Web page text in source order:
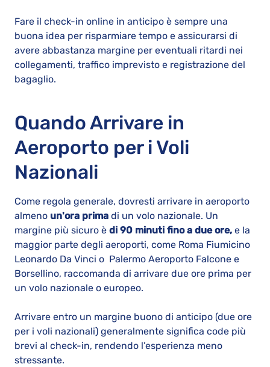
Fare il check-in online in anticipo è sempre una
buona idea per risparmiare tempo e assicurarsi di
avere abbastanza margine per eventuali ritardi nei
collegamenti, traffico imprevisto e registrazione del
bagaglio.
Quando Arrivare in
Aeroporto per i Voli
Nazionali
Come regola generale, dovresti arrivare in aeroporto
almeno un'ora prima di un volo nazionale. Un
margine più sicuro è di 90 minuti fino a due ore, e la
maggior parte degli aeroporti, come Roma Fiumicino
Leonardo Da Vinci o Palermo Aeroporto Falcone e
Borsellino, raccomanda di arrivare due ore prima per
un volo nazionale o europeo.
Arrivare entro un margine buono di anticipo (due ore
per i voli nazionali) generalmente significa code più
brevi al check-in, rendendo l’esperienza meno
stressante.